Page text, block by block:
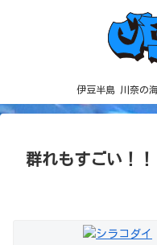
伊豆半島 川奈の
群れもすごい！